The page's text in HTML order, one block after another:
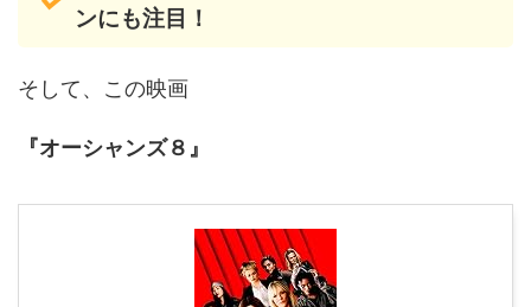
ンにも注目！
そして、この映画
『オーシャンズ８』